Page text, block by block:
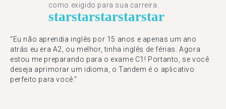
como exigido para sua carreira.
starstarstarstarstar
"Eu não aprendia inglês por 15 anos e apenas um ano
atrás eu era A2, ou melhor, tinha inglês de férias. Agora
estou me preparando para o exame C1! Portanto, se você
deseja aprimorar um idioma, o Tandem é o aplicativo
perfeito para você."